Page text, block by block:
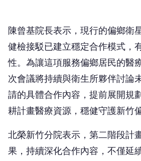
陳曾基院長表示，現行的偏鄉衛
健檢接駁已建立穩定合作模式，
性。為讓這項服務偏鄉居民的醫
次會議將持續與衛生所夥伴討論
請的具體合作內容，提前展開規
耕計畫醫療資源，穩健守護新竹偏
北榮新竹分院表示，第二階段計
果，持續深化合作內容，不僅延